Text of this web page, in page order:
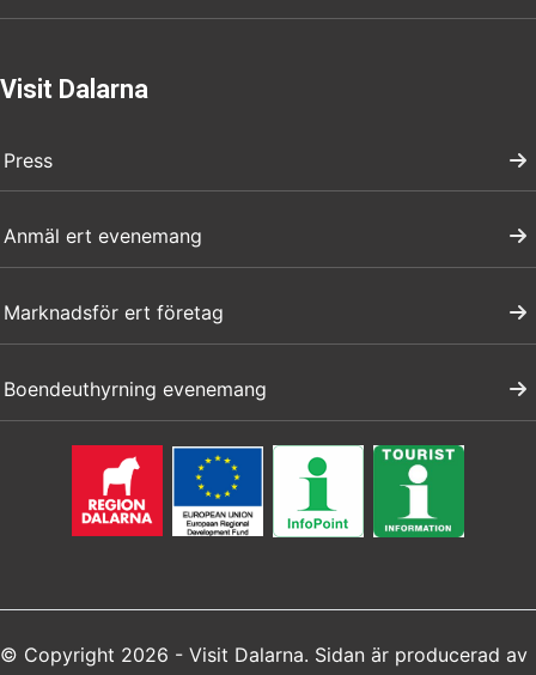
Visit Dalarna
Press
Anmäl ert evenemang
Marknadsför ert företag
Boendeuthyrning evenemang
© Copyright 2026 - Visit Dalarna. Sidan är producerad av